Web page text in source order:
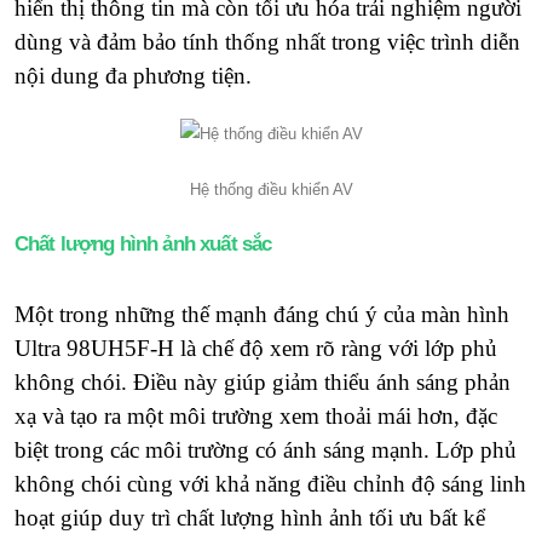
hiển thị thông tin mà còn tối ưu hóa trải nghiệm người
dùng và đảm bảo tính thống nhất trong việc trình diễn
nội dung đa phương tiện.
Hệ thống điều khiển AV
Chất lượng hình ảnh xuất sắc
Một trong những thế mạnh đáng chú ý của màn hình
Ultra 98UH5F-H là chế độ xem rõ ràng với lớp phủ
không chói. Điều này giúp giảm thiểu ánh sáng phản
xạ và tạo ra một môi trường xem thoải mái hơn, đặc
biệt trong các môi trường có ánh sáng mạnh. Lớp phủ
không chói cùng với khả năng điều chỉnh độ sáng linh
hoạt giúp duy trì chất lượng hình ảnh tối ưu bất kể